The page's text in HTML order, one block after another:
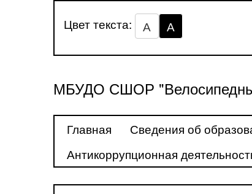
Цвет текста: А А
МБУДО СШОР
Главная Сведения об
Антикоррупционная